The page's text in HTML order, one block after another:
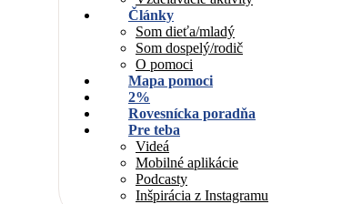
Články
Som dieťa/mladý
Som dospelý/rodič
O pomoci
Mapa pomoci
2%
Rovesnícka poradňa
Pre teba
Videá
Mobilné aplikácie
Podcasty
Inšpirácia z Instagramu